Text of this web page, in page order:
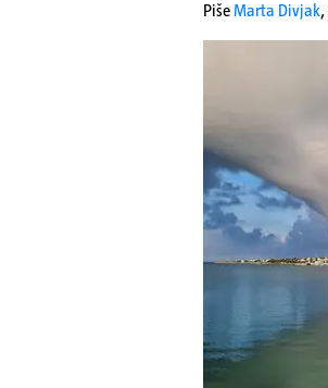
PišeMarta Divjak,